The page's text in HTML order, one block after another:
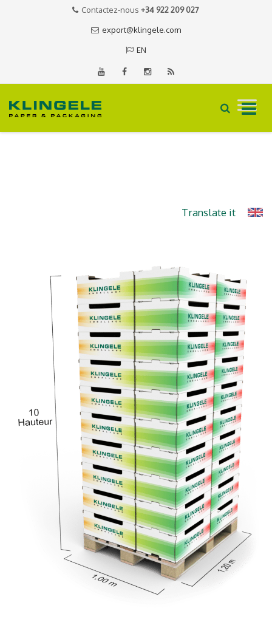
Contactez-nous +34 922 209 027
export@klingele.com
EN
Translate it